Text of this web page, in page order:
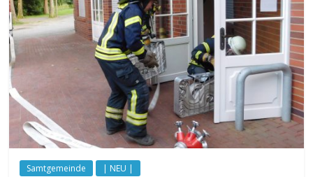
Samtgemeinde | NEU |